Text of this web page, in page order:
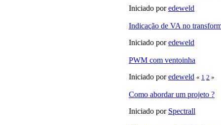
Iniciado poredeweld
Indicação de VA no
Iniciado poredeweld
PWM com ventoinha
Iniciado poredeweld « 1 2 »
Como abordar um projeto ?
Iniciado por Spectrall